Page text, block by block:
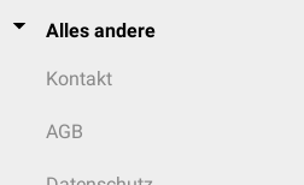
Alles andere
Kontakt
AGB